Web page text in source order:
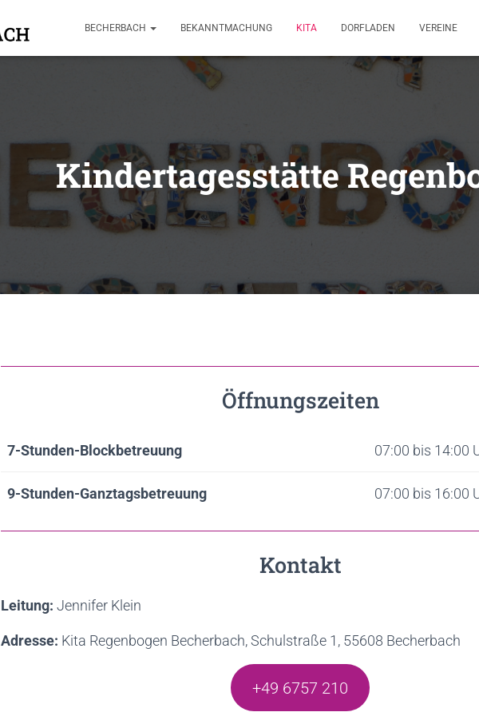
BECHERBACH BEKANNTMACHUNG KITA DORFLADEN VEREINE
Kindertagesstätte
Öffnungszeiten
7-Stunden-Blockbetreuung 07:00 bis 14:00
9-Stunden-Ganztagsbetreuung 07:00 bis 16:00
Kontakt
Leitung: Jennifer Klein
Adresse: Kita Regenbogen Becherbach, Schulstraße 1, 55608 Becherbach
+49 6757 210